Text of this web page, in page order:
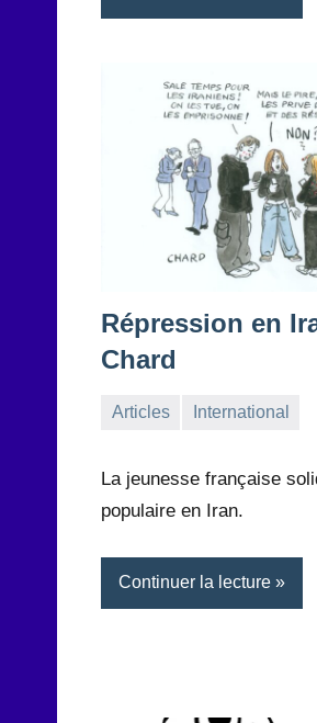
Répression en
Chard
Articles International
La jeunesse française
populaire en Iran.
Continuer la lecture